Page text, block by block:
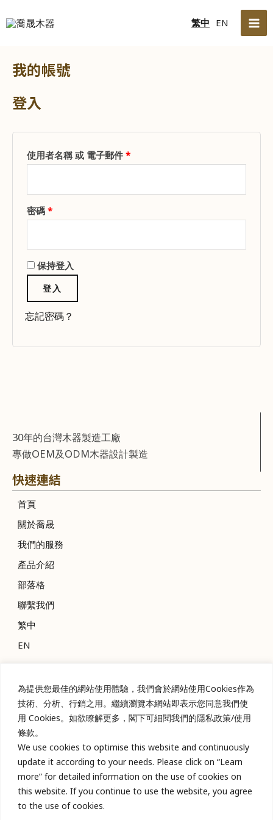
為提供您最佳的網站使用體驗，我們會於網站使用Cookies作為
技術、分析、行銷之用。繼續瀏覽本網站即表示您同意我們使
用 Cookies。如欲瞭解更多，閣下可細閱我們的隱私政策/使用
條款。
We use cookies to optimise this website and continuously
update it according to your needs. Please click on “Learn
more” for detailed information on the use of cookies on
this website. If you continue to use the website, you agree
to the use of cookies.
至
繁中 EN
我的帳號
登入
使用者名稱 或 電子郵件 *
密碼 *
填
保持登入
登入
忘記密碼？
30年的台灣木器製造工廠
專做OEM及ODM木器設計製造
快速連結
首頁
關於喬晟
我們的服務
產品介紹
部落格
聯繫我們
繁中
EN
聯絡資訊
04-22618989
04-22618189
台中市南區樹義里樹義6巷2號
info@doubleh-tw.com
hsuwood@seed.net.tw
L
i
n
e